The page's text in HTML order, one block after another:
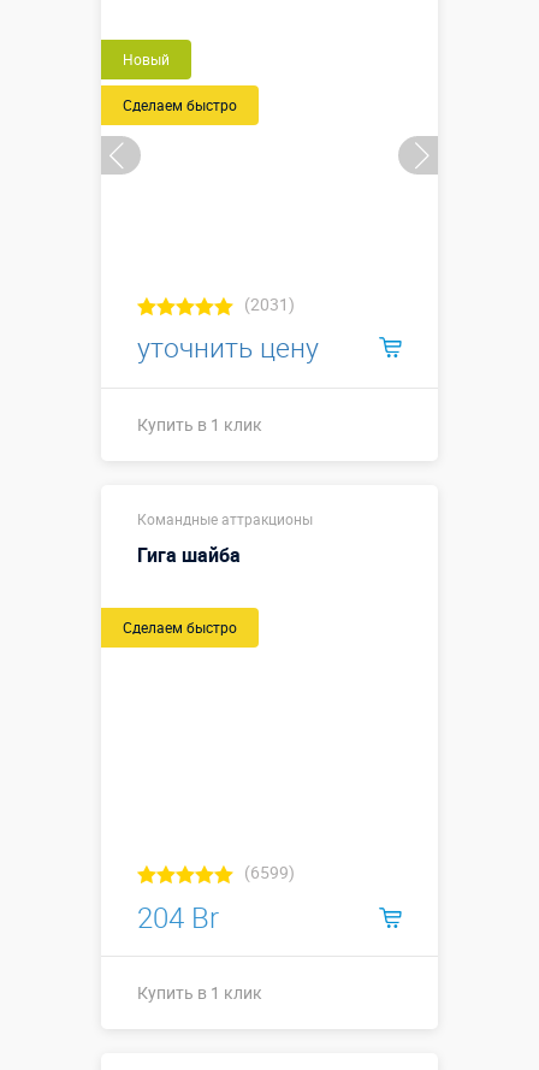
Новый
Сделаем быстро
(2031)
уточнить цену
Купить в 1 клик
Командные аттракционы
Гига шайба
Сделаем быстро
(6599)
204 Br
Купить в 1 клик